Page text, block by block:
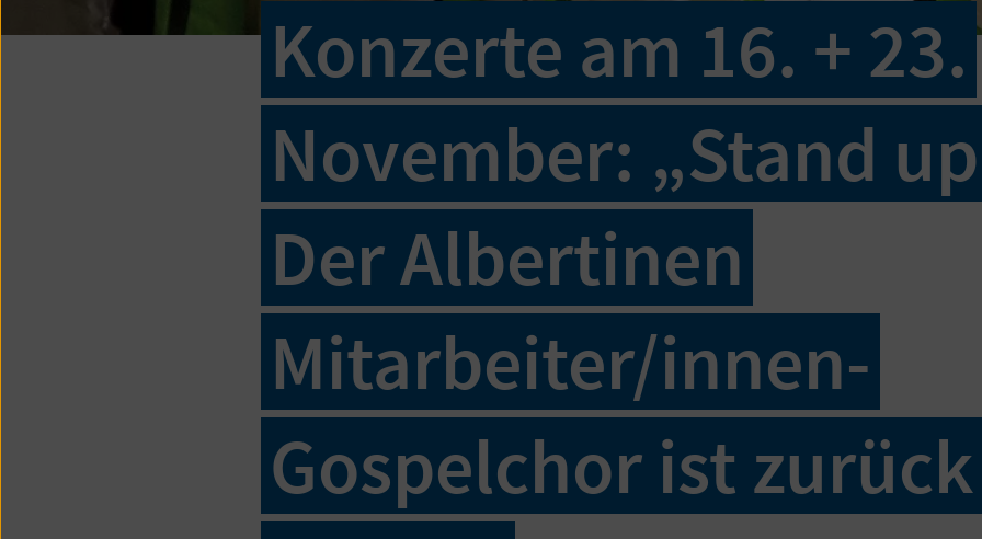
Konzerte am 16. + 23.
November: „Stand
Der Albertinen
Mitarbeiter/innen-
Gospelchor ist